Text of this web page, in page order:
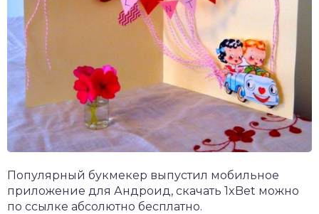
Популярный букмекер выпустил мобильное
приложение для Андроид, скачать 1xBet можно
по ссылке абсолютно бесплатно.